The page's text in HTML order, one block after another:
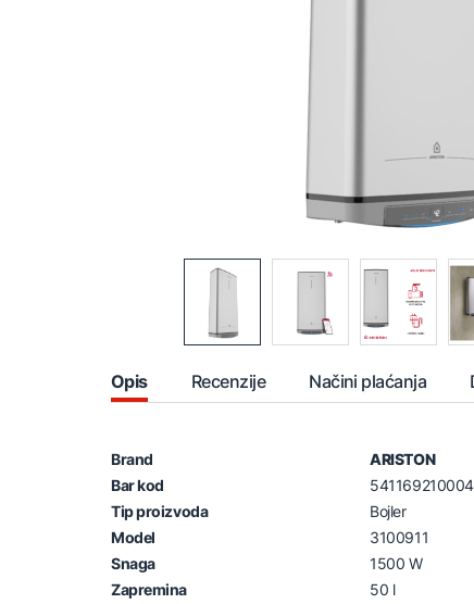
Opis Recenzije Načini plaćanja
Brand
ARISTON
Bar kod
Tip proizvoda
Bojler
Model
3100911
Snaga
1500 W
Zapremina
50 l